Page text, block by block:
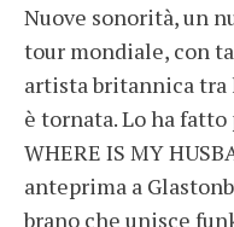
Nuove sonorità, un
tour mondiale, con
artista britannica tra
è tornata. Lo ha
WHERE IS MY
anteprima a
brano che unisce